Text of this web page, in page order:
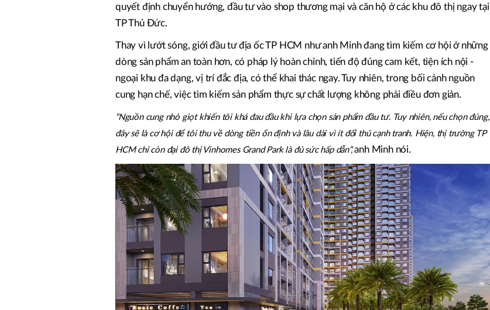
quyết định chuyển hướng, đầu tư vào shop thương mại và căn hộ ở các khu đô thị ngay tại
TP Thủ Đức.
Thay vì lướt sóng, giới đầu tư địa ốc TP HCM như anh Minh đang tìm kiếm cơ hội ở những
dòng sản phẩm an toàn hơn, có pháp lý hoàn chỉnh, tiến độ đúng cam kết, tiện ích nội -
ngoại khu đa dạng, vị trí đắc địa, có thể khai thác ngay. Tuy nhiên, trong bối cảnh nguồn
cung hạn chế, việc tìm kiếm sản phẩm thực sự chất lượng không phải điều đơn giản.
“Nguồn cung nhỏ giọt khiến tôi khá đau đầu khi lựa chọn sản phẩm đầu tư. Tuy nhiên, nếu chọn đúng,
đây sẽ là cơ hội để tôi thu về dòng tiền ổn định và lâu dài vì ít đối thủ cạnh tranh. Hiện, thị trường TP
HCM chỉ còn đại đô thị Vinhomes Grand Park là đủ sức hấp dẫn”,anh Minh nói.